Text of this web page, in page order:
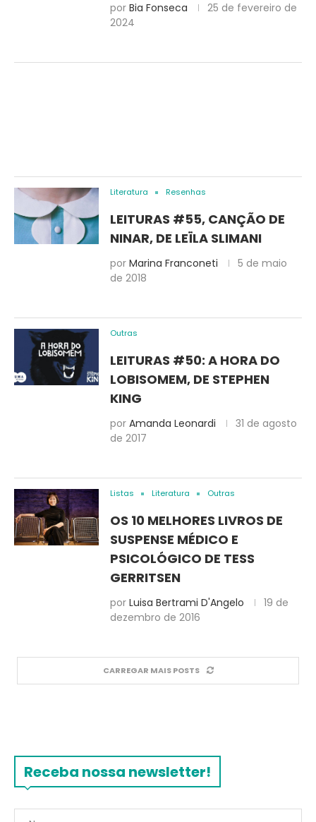
por Bia Fonseca
25 de fevereiro de
2024
Literatura Resenhas
LEITURAS #55, CANÇÃO DE
NINAR, DE LEÏLA SLIMANI
por Marina Franconeti
5 de maio
de 2018
Outras
LEITURAS #50: A HORA DO
LOBISOMEM, DE STEPHEN
KING
por Amanda Leonardi
31 de agosto
de 2017
Listas Literatura Outras
OS 10 MELHORES LIVROS DE
SUSPENSE MÉDICO E
PSICOLÓGICO DE TESS
GERRITSEN
por Luisa Bertrami D'Angelo
19 de
dezembro de 2016
CARREGAR MAIS POSTS
Receba nossa newsletter!